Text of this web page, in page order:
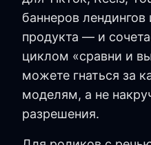
баннеров
продукта — и
циклом «сравни и
можете гнаться за
моделям, а не
разрешения.